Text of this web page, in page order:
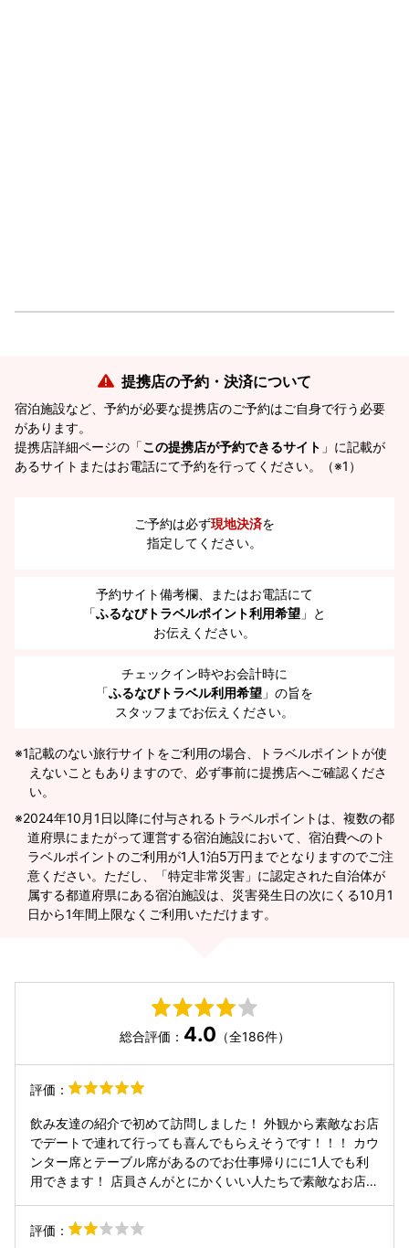
提携店の予約・決済について
宿泊施設など、予約が必要な提携店のご予約はご自身で行う必要
があります。
提携店詳細ページの「この提携店が予約できるサイト 」に記載が
あるサイトまたはお電話にて予約を行ってください。（※1）
ご予約は必ず現地決済を
指定してください。
予約サイト備考欄、またはお電話にて
「ふるなびトラベルポイント利用希望 」と
お伝えください。
チェックイン時やお会計時に
「ふるなびトラベル利用希望 」の旨を
スタッフまでお伝えください。
※1記載のない旅行サイトをご利用の場合、トラベルポイントが使
えないこともありますので、必ず事前に提携店へご確認くださ
い。
2024年10月1日以降に付与されるトラベルポイントは、複数の都
道府県にまたがって運営する宿泊施設において、宿泊費へのト
ラベルポイントのご利用が1人1泊5万円までとなりますのでご注
意ください。ただし、「特定非常災害」に認定された自治体が
属する都道府県にある宿泊施設は、災害発生日の次にくる10月1
日から1年間上限なくご利用いただけます。
総合評価： 4.0 （全186件）
評価：
飲み友達の紹介で初めて訪問しました！ 外観から素敵なお店
でデートで連れて行っても喜んでもらえそうです！！！ カウ
ンター席とテーブル席があるのでお仕事帰りにに1人でも利
用できます！ 店員さんがとにかくいい人たちで素敵なお店に
して浦安ではかなり愛されているお店なんだそうです！ もっ
と早くこのお店を知りたかったです！ 15カ国70種類のビー
評価：